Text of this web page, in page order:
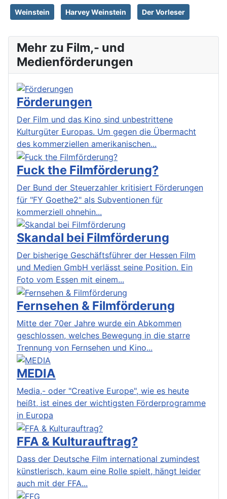
Weinstein Harvey Weinstein Der Vorleser
Mehr zu Film,- und
Medienförderungen
Förderungen
Der Film und das Kino sind unbestrittene
Kulturgüter Europas. Um gegen die Übermacht
des kommerziellen amerikanischen...
Fuck the Filmförderung?
Der Bund der Steuerzahler kritisiert Förderungen
für "FY Goethe2" als Subventionen für
kommerziell ohnehin...
Skandal bei Filmförderung
Der bisherige Geschäftsführer der Hessen Film
und Medien GmbH verlässt seine Position. Ein
Foto vom Essen mit einem...
Fernsehen & Filmförderung
Mitte der 70er Jahre wurde ein Abkommen
geschlossen, welches Bewegung in die starre
Trennung von Fernsehen und Kino...
MEDIA
Media,- oder "Creative Europe", wie es heute
heißt, ist eines der wichtigsten Förderprogramme
in Europa
FFA & Kulturauftrag?
Dass der Deutsche Film international zumindest
künstlerisch, kaum eine Rolle spielt, hängt leider
auch mit der FFA...